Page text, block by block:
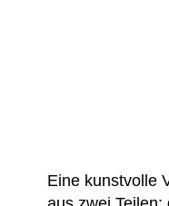
Eine kunstvolle